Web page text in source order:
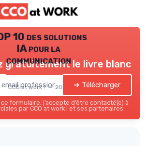
Officers.
10 des solutions
IA pour la
communication
CCO at work ! — 2026
gratuitement le livre blanc
➔ Télécharger
formulaire, j’accepte d’être contacté(e) à
par CCO at work ! et ses partenaires.